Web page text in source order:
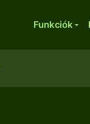
Funkciók